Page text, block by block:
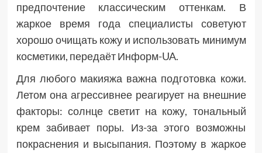
предпочтение классическим оттенкам. В
жаркое время года специалисты советуют
хорошо очищать кожу и использовать минимум
косметики, передаёт Информ-UA.
Для любого макияжа важна подготовка кожи.
Летом она агрессивнее реагирует на внешние
факторы: солнце светит на кожу, тональный
крем забивает поры. Из-за этого возможны
покраснения и высыпания. Поэтому в жаркое